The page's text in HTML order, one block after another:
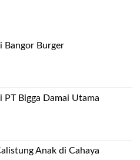
Bangor Burger
PT Bigga Damai Utama
Anak di Cahaya